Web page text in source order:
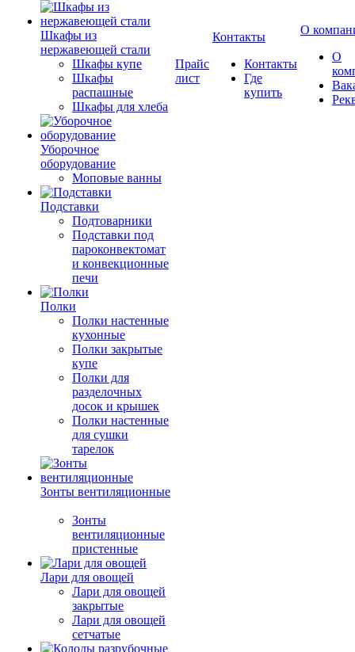
Шкафы из
нержавеющей стали
Шкафы купе
Шкафы
распашные
Шкафы для хлеба
Уборочное
оборудование
Моповые ванны
Подставки
Подтоварники
Подставки под
пароконвектомат
и конвекционные
печи
Полки
Полки настенные
кухонные
Полки закрытые
купе
Полки для
разделочных
досок и крышек
Полки настенные
для сушки
тарелок
Зонты вентиляционные
Зонты
вентиляционные
пристенные
Лари для овощей
Лари для овощей
закрытые
Лари для овощей
сетчатые
Прайс
лист
Контакты
Контакты
Где
купить
О
О